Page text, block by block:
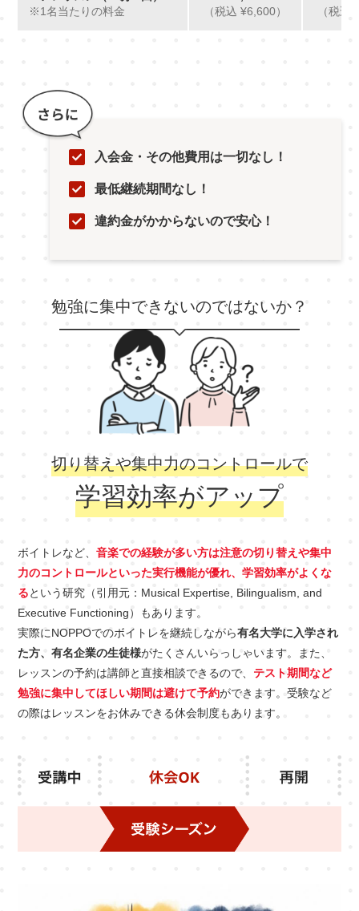
※1名当たりの料金
（税込 ¥6,600）
（税込
入会金・その他費用は一切なし！
最低継続期間なし！
違約金がかからないので安心！
勉強に集中できないのではないか？
切り替えや集中力のコントロールで
学習効率がアップ
ボイトレなど、音楽での経験が多い方は注意の切り替えや集中
力のコントロールといった実行機能が優れ、学習効率がよくな
るという研究（引用元：Musical Expertise, Bilingualism, and
Executive Functioning）もあります。
実際にNOPPOでのボイトレを継続しながら有名大学に入学され
た方、有名企業の生徒様がたくさんいらっしゃいます。また、
レッスンの予約は講師と直接相談できるので、 テスト期間など
勉強に集中してほしい期間は避けて予約ができます。受験など
の際はレッスンをお休みできる休会制度もあります。